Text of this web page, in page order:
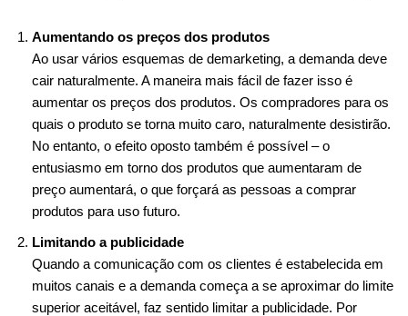
Aumentando os preços dos produtos
Ao usar vários esquemas de demarketing, a demanda deve
cair naturalmente. A maneira mais fácil de fazer isso é
aumentar os preços dos produtos. Os compradores para os
quais o produto se torna muito caro, naturalmente desistirão.
No entanto, o efeito oposto também é possível – o
entusiasmo em torno dos produtos que aumentaram de
preço aumentará, o que forçará as pessoas a comprar
produtos para uso futuro.
Limitando a publicidade
Quando a comunicação com os clientes é estabelecida em
muitos canais e a demanda começa a se aproximar do limite
superior aceitável, faz sentido limitar a publicidade. Por